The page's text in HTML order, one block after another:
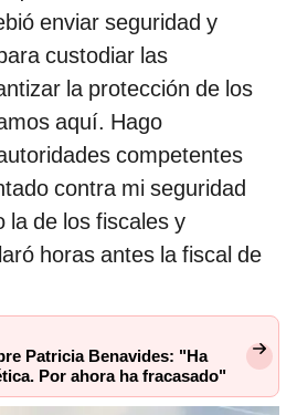
enviar seguridad y
custodiar las
la protección de los
aquí. Hago
competentes
contra mi seguridad
la de los fiscales y
horas antes la fiscal de
Patricia Benavides: "Ha
Por ahora ha fracasado"